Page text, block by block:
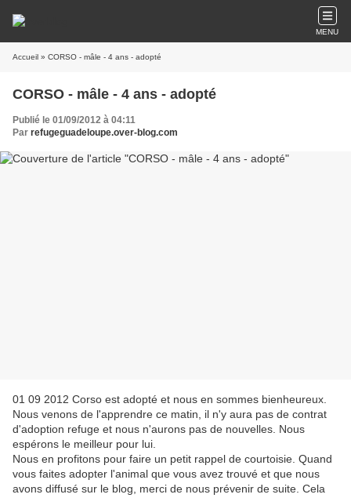
MENU
Accueil » CORSO - mâle - 4 ans - adopté
CORSO - mâle - 4 ans - adopté
Publié le 01/09/2012 à 04:11
Par refugeguadeloupe.over-blog.com
01 09 2012 Corso est adopté et nous en sommes bienheureux.
Nous venons de l'apprendre ce matin, il n'y aura pas de contrat
d'adoption refuge et nous n'aurons pas de nouvelles. Nous
espérons le meilleur pour lui.
Nous en profitons pour faire un petit rappel de courtoisie. Quand
vous faites adopter l'animal que vous avez trouvé et que nous
avons diffusé sur le blog, merci de nous prévenir de suite. Cela